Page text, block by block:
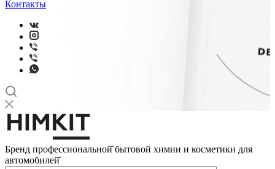
Контакты
Бренд профессиональной̆ бытовой химии и косметики для
автомобилей̆